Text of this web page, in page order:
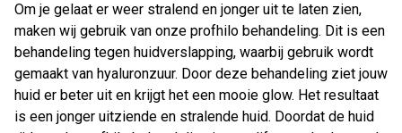
Om je gelaat er weer stralend en jonger uit te laten zien,
maken wij gebruik van onze profhilo behandeling. Dit is een
behandeling tegen huidverslapping, waarbij gebruik wordt
gemaakt van hyaluronzuur. Door deze behandeling ziet jouw
huid er beter uit en krijgt het een mooie glow. Het resultaat
is een jonger uitziende en stralende huid. Doordat de huid